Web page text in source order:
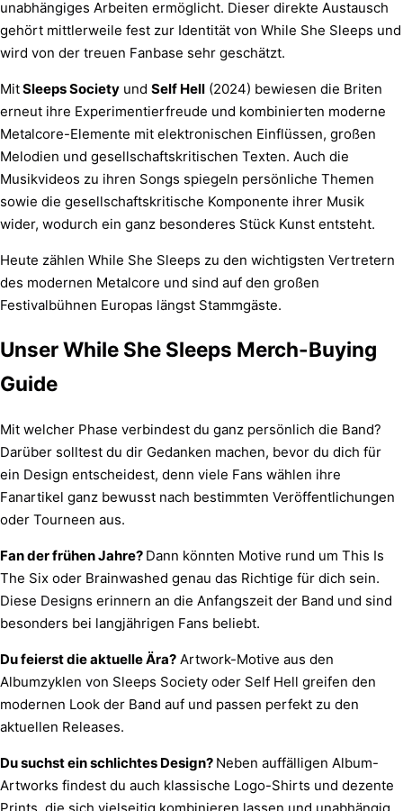
unabhängiges Arbeiten ermöglicht. Dieser direkte Austausch
gehört mittlerweile fest zur Identität von While She Sleeps und
wird von der treuen Fanbase sehr geschätzt.
MitSleeps Society und Self Hell (2024) bewiesen die Briten
erneut ihre Experimentierfreude und kombinierten moderne
Metalcore-Elemente mit elektronischen Einflüssen, großen
Melodien und gesellschaftskritischen Texten. Auch die
Musikvideos zu ihren Songs spiegeln persönliche Themen
sowie die gesellschaftskritische Komponente ihrer Musik
wider, wodurch ein ganz besonderes Stück Kunst entsteht.
Heute zählen While She Sleeps zu den wichtigsten Vertretern
des modernen Metalcore und sind auf den großen
Festivalbühnen Europas längst Stammgäste.
Unser While She Sleeps Merch-Buying
Guide
Mit welcher Phase verbindest du ganz persönlich die Band?
Darüber solltest du dir Gedanken machen, bevor du dich für
ein Design entscheidest, denn viele Fans wählen ihre
Fanartikel ganz bewusst nach bestimmten Veröffentlichungen
oder Tourneen aus.
Fan der frühen Jahre? Dann könnten Motive rund um This Is
The Six oder Brainwashed genau das Richtige für dich sein.
Diese Designs erinnern an die Anfangszeit der Band und sind
besonders bei langjährigen Fans beliebt.
Du feierst die aktuelle Ära? Artwork-Motive aus den
Albumzyklen von Sleeps Society oder Self Hell greifen den
modernen Look der Band auf und passen perfekt zu den
aktuellen Releases.
Du suchst ein schlichtes Design? Neben auffälligen Album-
Artworks findest du auch klassische Logo-Shirts und dezente